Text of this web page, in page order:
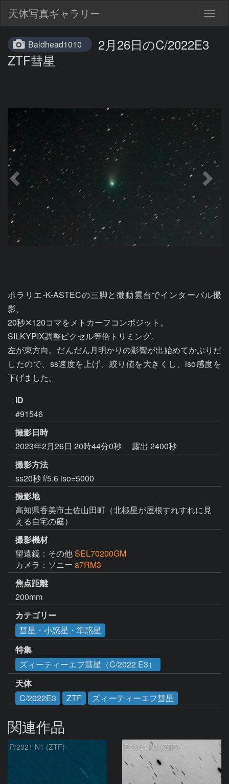
天体写真ギャラリー
Baldhead1010
2月26日のC/2022E3
ZTF彗星
ポラリエ-K-ASTECの三脚と微動雲台でインターバル撮
影。
20秒✕120コマをメトカーフコンポジット。
SILKYPIX調整ピクセル等倍トリミング。
左が東方向。だんだん月明かりの影響が出始めてかぶりだ
したので、ss速度を上げ、絞り値を大きくし、iso感度を
ID
#91546
撮影日時
2023年2月26日 20時44分0秒
露出 2400秒
撮影方法
ss20秒 f/5.6 iso=5000
撮影地
高知県香美市土佐山田町（北極星が屋根すれすれに見
える自宅の庭）
撮影機材
望遠鏡：その他SEL70200GM
カメラ：ソニー a7RM3
焦点距離
200mm
カテゴリー
彗星・小惑星・準惑星
特集
ズィーティーエフ彗星（C/2022 E3）
天体
C/2022E3
ZTF ズィーティーエフ彗星
関連作品
P/2021 N1 (ZTF) P/2021 N1 (ZTF)